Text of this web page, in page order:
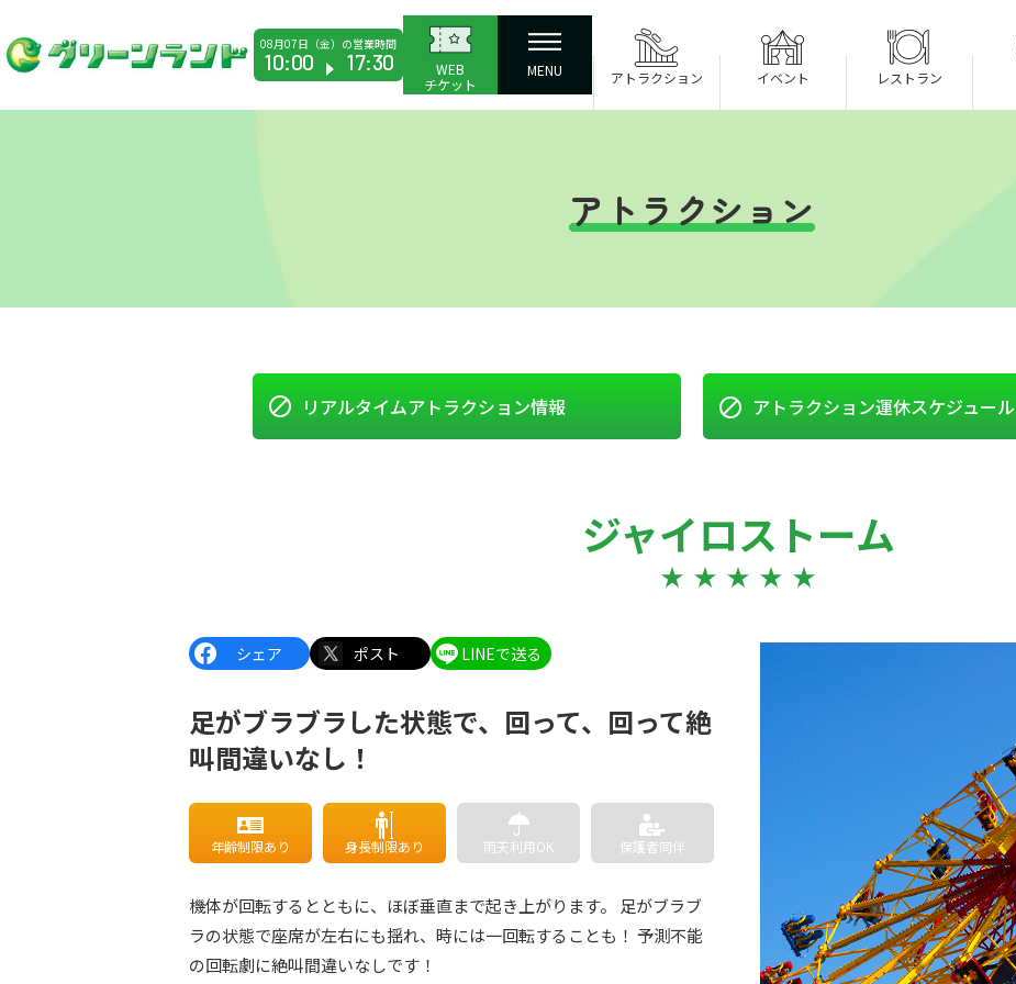
08月07日（金）の営業時間
10:00か
ら
17:30
WEB
チケット
MENU アトラクション イベント レストラン
アトラクション
リアルタイムアトラクション情報 アトラクション運休スケジュール
ジャイロストーム
シェア ポスト LINEで送る
足がブラブラした状態で、回って、回って絶
叫間違いなし！
年齢制限あり 身長制限あり 雨天利用OK 保護者同伴
機体が回転するとともに、ほぼ垂直まで起き上がります。 足がブラブ
ラの状態で座席が左右にも揺れ、時には一回転することも！ 予測不能
の回転劇に絶叫間違いなしです！